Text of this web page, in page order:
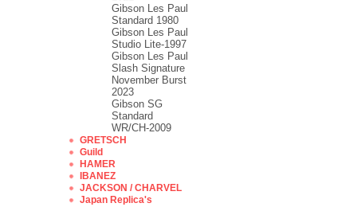
Gibson Les Paul
Standard 1980
Gibson Les Paul
Studio Lite-1997
Gibson Les Paul
Slash Signature
November Burst
2023
Gibson SG
Standard
WR/CH-2009
GRETSCH
Guild
HAMER
IBANEZ
JACKSON / CHARVEL
Japan Replica's